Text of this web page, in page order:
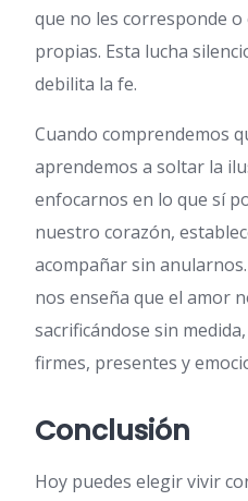
que no les corresponde
propias. Esta lucha
debilita la fe.
Cuando comprendemos
aprendemos a soltar la
enfocarnos en lo que sí
nuestro corazón,
acompañar sin
nos enseña que el amor
sacrificándose sin
firmes, presentes y
Conclusión
Hoy puedes elegir vivir